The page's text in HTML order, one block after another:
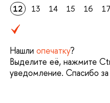
12
13 14 15 16 17
Нашли опечатку?
Выделите её, нажмите
уведомление. Спасибо за